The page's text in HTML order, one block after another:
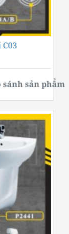
sánh sản phẩm